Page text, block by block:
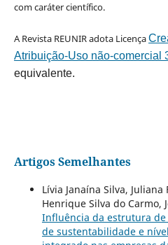
com caráter científico.
A Revista REUNIR adota Licença
Atribuição-Uso não-comercial
equivalente.
Artigos Semelhantes
Lívia Janaína Silva,
Henrique Silva do Carmo,
Influência da estrutura
de sustentabilidade e